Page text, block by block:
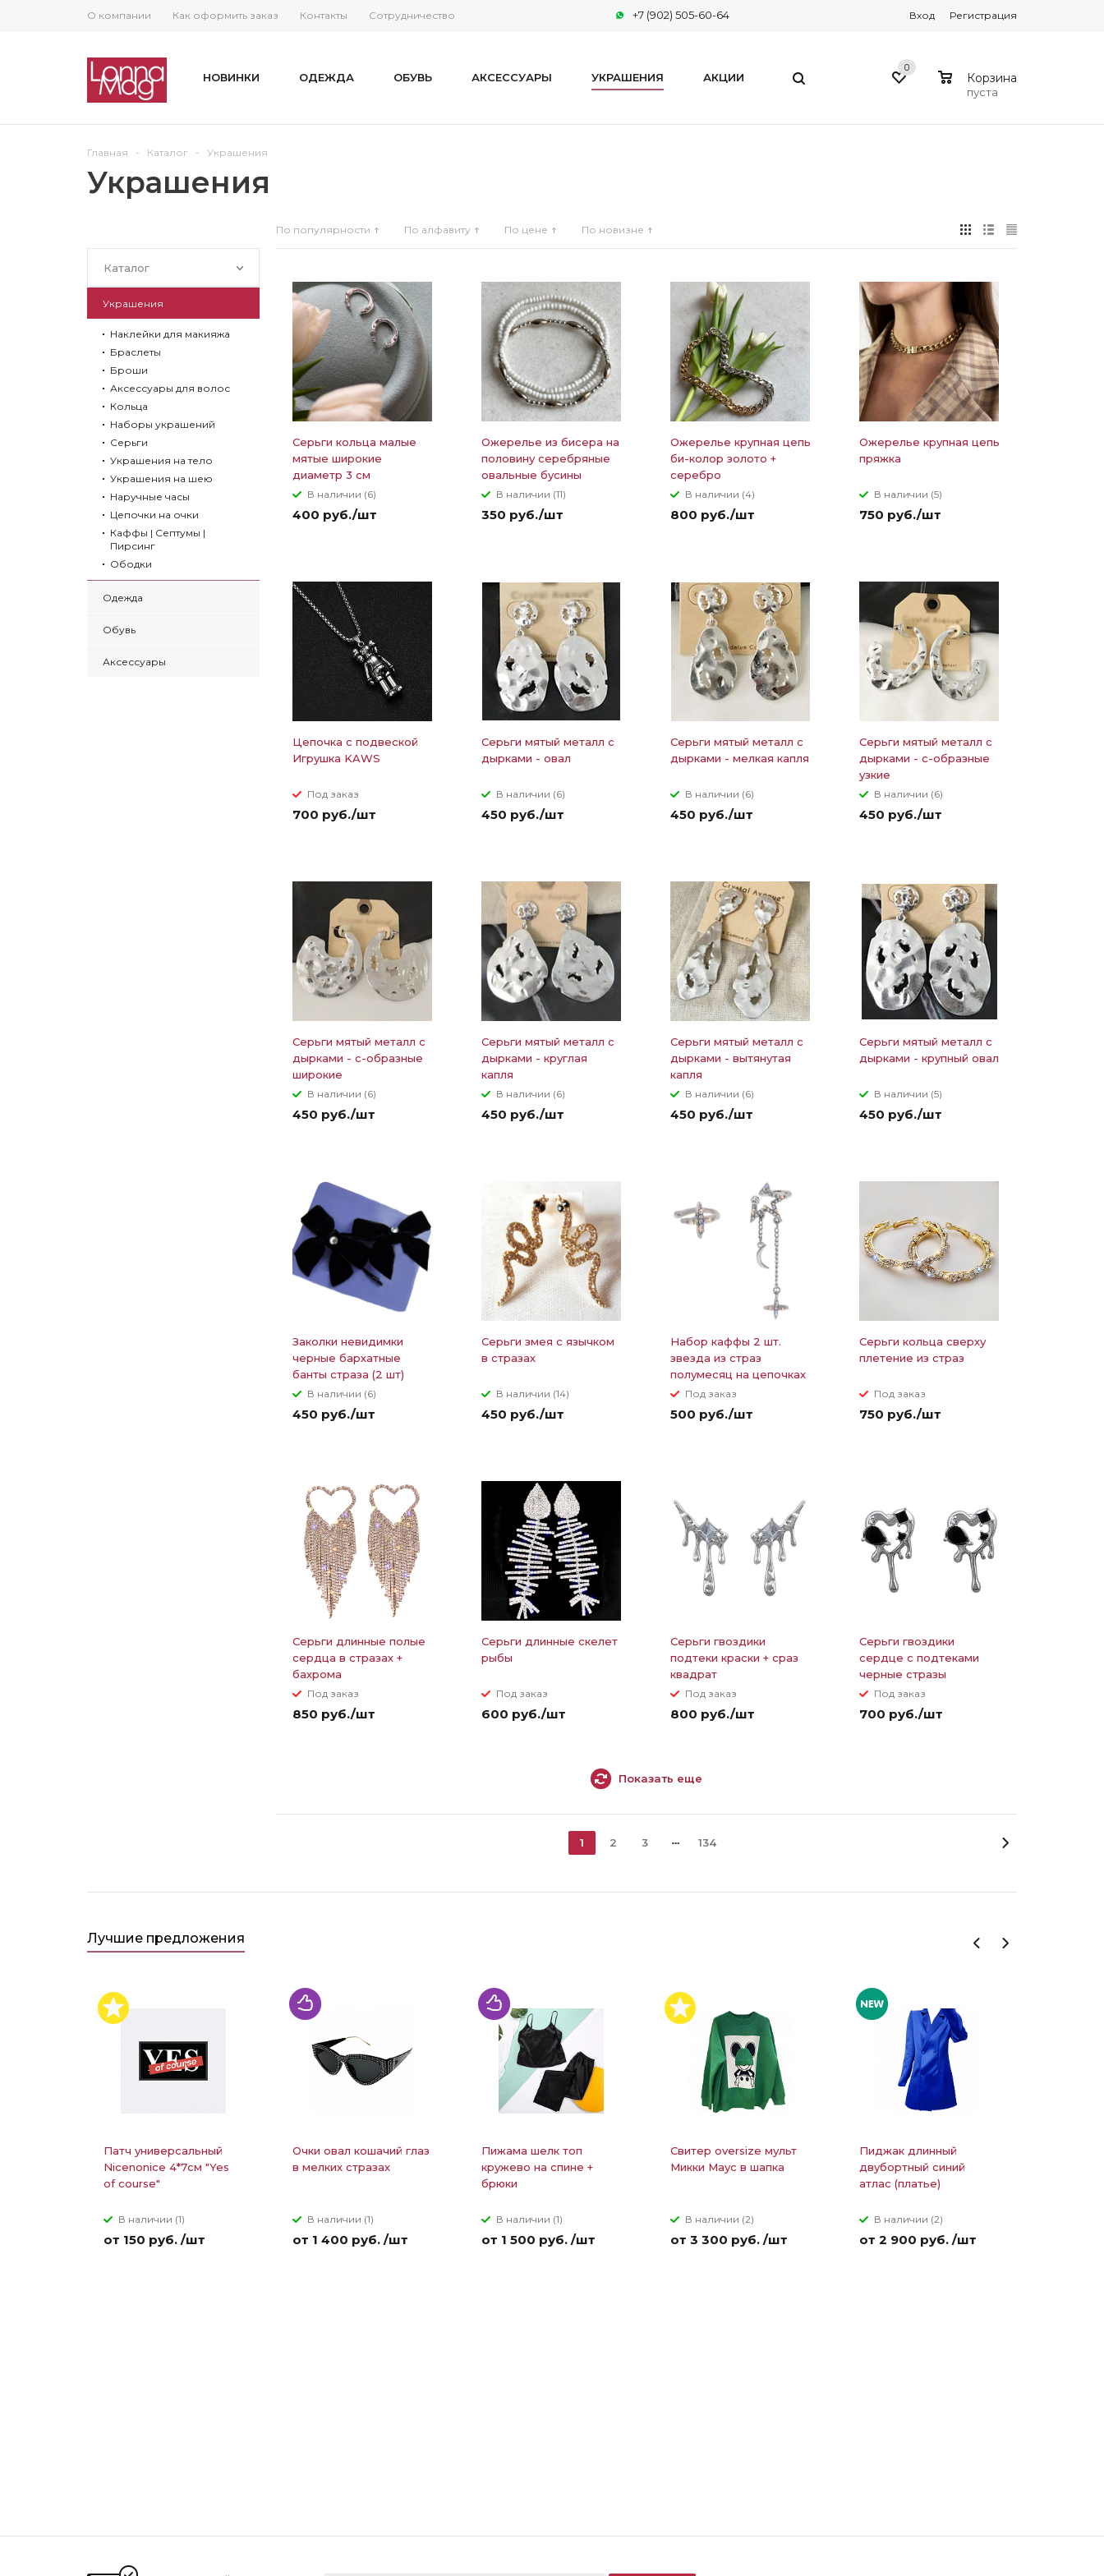
О компании Как оформить заказ Контакты Сотрудничество +7 (902) 505-60-64 Вход Регистрация
НОВИНКИ ОДЕЖДА ОБУВЬ АКСЕССУАРЫ УКРАШЕНИЯ АКЦИИ
0
Корзина
пуста
Главная - Каталог - Украшения
Украшения
Каталог
Украшения
Наклейки для макияжа
Браслеты
Броши
Аксессуары для волос
Кольца
Наборы украшений
Серьги
Украшения на тело
Украшения на шею
Наручные часы
Цепочки на очки
Каффы | Септумы |
Пирсинг
Ободки
Одежда
Обувь
Аксессуары
По популярности По алфавиту По цене По новизне
Серьги кольца малые
мятые широкие
диаметр 3 см
В наличии (6)
400 руб./шт
Ожерелье из бисера на
половину серебряные
овальные бусины
В наличии (11)
350 руб./шт
Ожерелье крупная цепь
би-колор золото +
серебро
В наличии (4)
800 руб./шт
Ожерелье крупная цепь
пряжка
В наличии (5)
750 руб./шт
Цепочка с подвеской
Игрушка KAWS
Под заказ
700 руб./шт
Серьги мятый металл с
дырками - овал
В наличии (6)
450 руб./шт
Серьги мятый металл с
дырками - мелкая капля
В наличии (6)
450 руб./шт
Серьги мятый металл с
дырками - с-образные
узкие
В наличии (6)
450 руб./шт
Серьги мятый металл с
дырками - с-образные
широкие
В наличии (6)
450 руб./шт
Серьги мятый металл с
дырками - круглая
капля
В наличии (6)
450 руб./шт
Серьги мятый металл с
дырками - вытянутая
капля
В наличии (6)
450 руб./шт
Серьги мятый металл с
дырками - крупный овал
В наличии (5)
450 руб./шт
Заколки невидимки
черные бархатные
банты страза (2 шт)
В наличии (6)
450 руб./шт
Серьги змея с язычком
в стразах
В наличии (14)
450 руб./шт
Набор каффы 2 шт.
звезда из страз
полумесяц на цепочках
Под заказ
500 руб./шт
Серьги кольца сверху
плетение из страз
Под заказ
750 руб./шт
Серьги длинные полые
сердца в стразах +
бахрома
Под заказ
850 руб./шт
Серьги длинные скелет
рыбы
Под заказ
600 руб./шт
Серьги гвоздики
подтеки краски + сраз
квадрат
Под заказ
800 руб./шт
Серьги гвоздики
сердце с подтеками
черные стразы
Под заказ
700 руб./шт
Показать еще
1 2 3 134
Лучшие предложения
Патч универсальный
Nicenonice 4*7см "Yes
of course"
В наличии (1)
от 150 руб. /шт
Очки овал кошачий глаз
в мелких стразах
В наличии (1)
от 1 400 руб. /шт
Пижама шелк топ
кружево на спине +
брюки
В наличии (1)
от 1 500 руб. /шт
Свитер oversize мульт
Микки Маус в шапка
В наличии (2)
от 3 300 руб. /шт
Пиджак длинный
двубортный синий
атлас (платье)
В наличии (2)
от 2 900 руб. /шт